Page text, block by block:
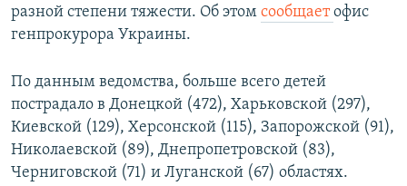
разной степени тяжести. Об этом сообщаетофис
генпрокурора Украины.
По данным ведомства, больше всего детей
пострадало в Донецкой (472), Харьковской (297),
Киевской (129), Херсонской (115), Запорожской (91),
Николаевской (89), Днепропетровской (83),
Черниговской (71) и Луганской (67) областях.